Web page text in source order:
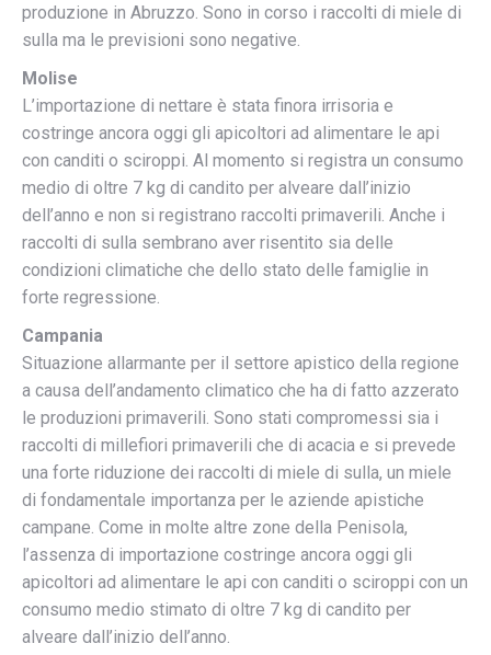
produzione in Abruzzo. Sono in corso i raccolti di miele di
sulla ma le previsioni sono negative.
Molise
L’importazione di nettare è stata finora irrisoria e
costringe ancora oggi gli apicoltori ad alimentare le api
con canditi o sciroppi. Al momento si registra un consumo
medio di oltre 7 kg di candito per alveare dall’inizio
dell’anno e non si registrano raccolti primaverili. Anche i
raccolti di sulla sembrano aver risentito sia delle
condizioni climatiche che dello stato delle famiglie in
forte regressione.
Campania
Situazione allarmante per il settore apistico della regione
a causa dell’andamento climatico che ha di fatto azzerato
le produzioni primaverili. Sono stati compromessi sia i
raccolti di millefiori primaverili che di acacia e si prevede
una forte riduzione dei raccolti di miele di sulla, un miele
di fondamentale importanza per le aziende apistiche
campane. Come in molte altre zone della Penisola,
l’assenza di importazione costringe ancora oggi gli
apicoltori ad alimentare le api con canditi o sciroppi con un
consumo medio stimato di oltre 7 kg di candito per
alveare dall’inizio dell’anno.